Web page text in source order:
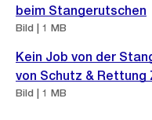
beim Stangerutschen
Bild | 1 MB
Kein Job von der
von Schutz & Rettung
Bild | 1 MB